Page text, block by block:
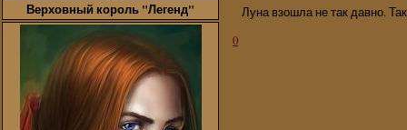
Верховный король "Легенд"
Луна взошла не так давно.
0